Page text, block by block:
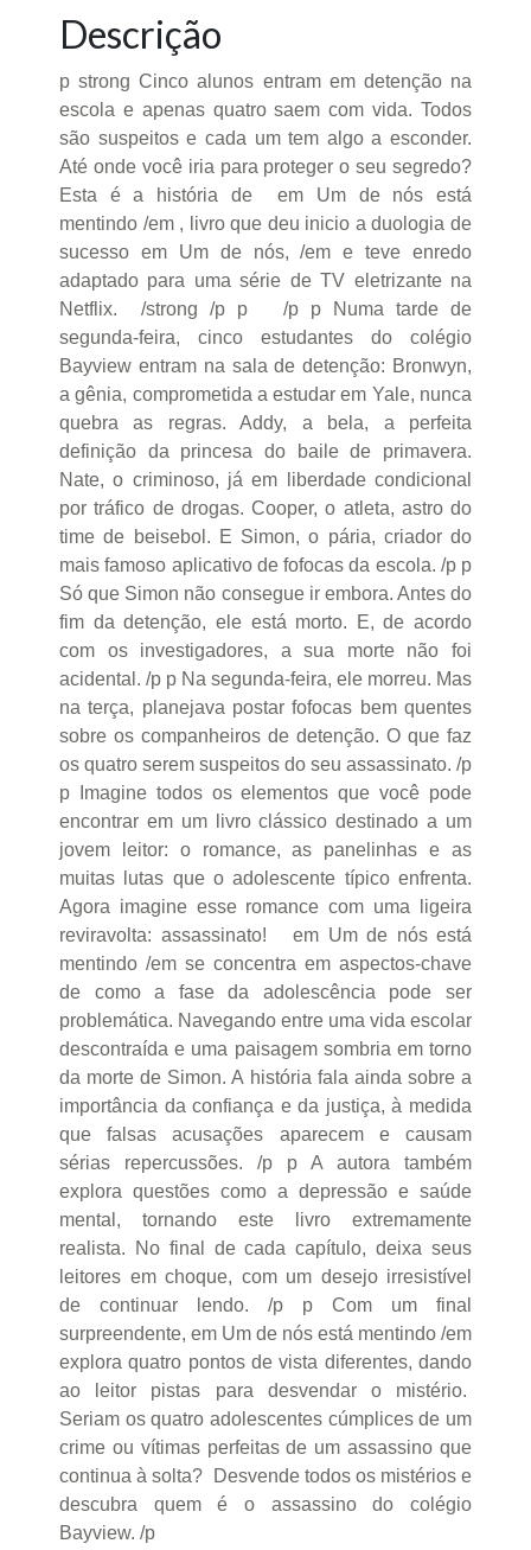
Descrição
p strong Cinco alunos entram em detenção na
escola e apenas quatro saem com vida. Todos
são suspeitos e cada um tem algo a esconder.
Até onde você iria para proteger o seu segredo?
Esta é a história de em Um de nós está
mentindo /em , livro que deu inicio a duologia de
sucesso em Um de nós, /em e teve enredo
adaptado para uma série de TV eletrizante na
Netflix. /strong /p p /p p Numa tarde de
segunda-feira, cinco estudantes do colégio
Bayview entram na sala de detenção: Bronwyn,
a gênia, comprometida a estudar em Yale, nunca
quebra as regras. Addy, a bela, a perfeita
definição da princesa do baile de primavera.
Nate, o criminoso, já em liberdade condicional
por tráfico de drogas. Cooper, o atleta, astro do
time de beisebol. E Simon, o pária, criador do
mais famoso aplicativo de fofocas da escola. /p p
Só que Simon não consegue ir embora. Antes do
fim da detenção, ele está morto. E, de acordo
com os investigadores, a sua morte não foi
acidental. /p p Na segunda-feira, ele morreu. Mas
na terça, planejava postar fofocas bem quentes
sobre os companheiros de detenção. O que faz
os quatro serem suspeitos do seu assassinato. /p
p Imagine todos os elementos que você pode
encontrar em um livro clássico destinado a um
jovem leitor: o romance, as panelinhas e as
muitas lutas que o adolescente típico enfrenta.
Agora imagine esse romance com uma ligeira
reviravolta: assassinato! em Um de nós está
mentindo /em se concentra em aspectos-chave
de como a fase da adolescência pode ser
problemática. Navegando entre uma vida escolar
descontraída e uma paisagem sombria em torno
da morte de Simon. A história fala ainda sobre a
importância da confiança e da justiça, à medida
que falsas acusações aparecem e causam
sérias repercussões. /p p A autora também
explora questões como a depressão e saúde
mental, tornando este livro extremamente
realista. No final de cada capítulo, deixa seus
leitores em choque, com um desejo irresistível
de continuar lendo. /p p Com um final
surpreendente, em Um de nós está mentindo /em
explora quatro pontos de vista diferentes, dando
ao leitor pistas para desvendar o mistério.
Seriam os quatro adolescentes cúmplices de um
crime ou vítimas perfeitas de um assassino que
continua à solta? Desvende todos os mistérios e
descubra quem é o assassino do colégio
Bayview. /p